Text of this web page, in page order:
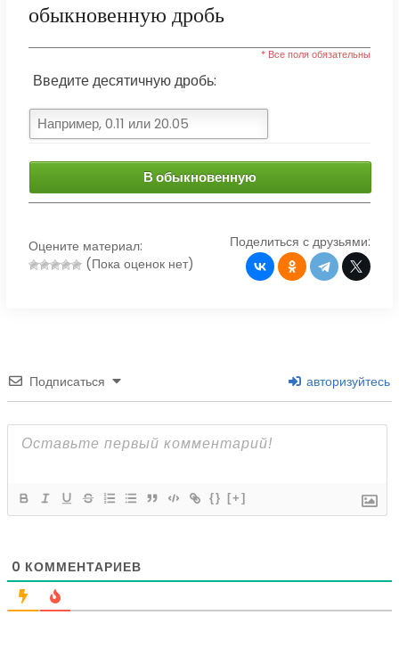
обыкновенную дробь
* Все поля обязательны
Введите десятичную дробь:
В обыкновенную
Оцените материал:
(Пока оценок нет)
Поделиться с друзьями:
Подписаться авторизуйтесь
{} [+]
0 КОММЕНТАРИЕВ